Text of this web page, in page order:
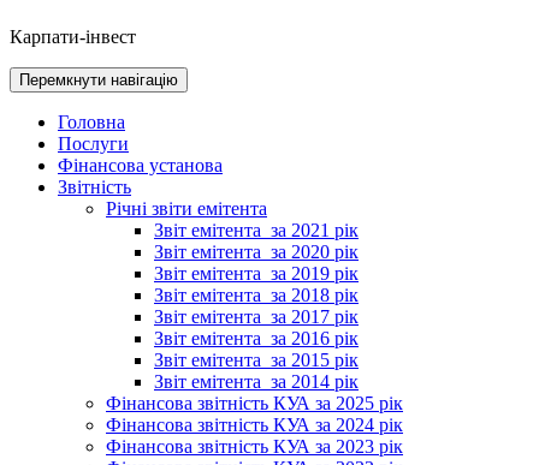
Карпати-інвест
Перемкнути навігацію
Головна
Послуги
Фінансова установа
Звітність
Річні звіти емітента
Звіт емітента_за 2021 рік
Звіт емітента_за 2020 рік
Звіт емітента_за 2019 рік
Звіт емітента_за 2018 рік
Звіт емітента_за 2017 рік
Звіт емітента_за 2016 рік
Звіт емітента_за 2015 рік
Звіт емітента_за 2014 рік
Фінансова звітність КУА за 2025 рік
Фінансова звітність КУА за 2024 рік
Фінансова звітність КУА за 2023 рік